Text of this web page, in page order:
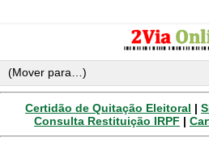
Certidão de Quitação Eleitoral |
Consulta Restituição IRPF |